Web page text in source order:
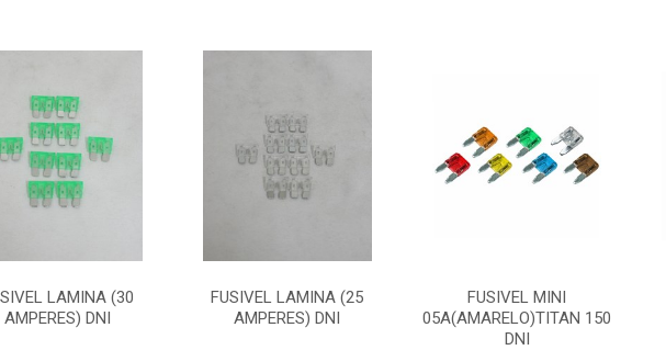
LAMINA (30
AMPERES) DNI
FUSIVEL LAMINA (25
AMPERES) DNI
FUSIVEL MINI
05A(AMARELO)TITAN 150
DNI